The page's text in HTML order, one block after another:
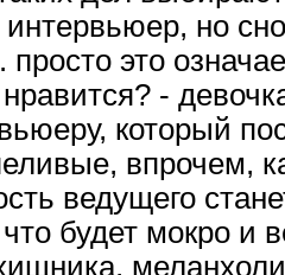
но
это
-
который
впрочем,
ведущего
будет мокро и